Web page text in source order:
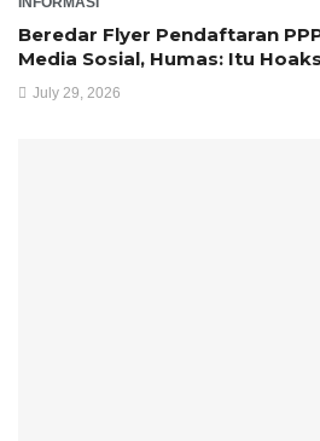
Beredar Flyer Pendaftaran
Media Sosial, Humas: Itu
July 29, 2026